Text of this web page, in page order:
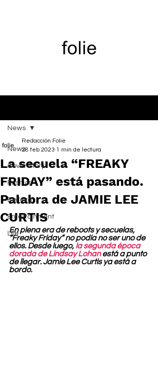
News
Cover Story
Fashion
Belleza
Entertainment
Life
News
La secuela “FREAKY
FRIDAY” está pasando.
Palabra de JAMIE LEE
CURTIS
Redacción Folie
28 feb 2023 1 min de lectura
En plena era de reboots y secuelas,
“Freaky Friday” no podía no ser uno de
ellos. Desde luego, la segunda época
dorada de Lindsay Lohan está a punto
de llegar. Jamie Lee Curtis ya está a
bordo.